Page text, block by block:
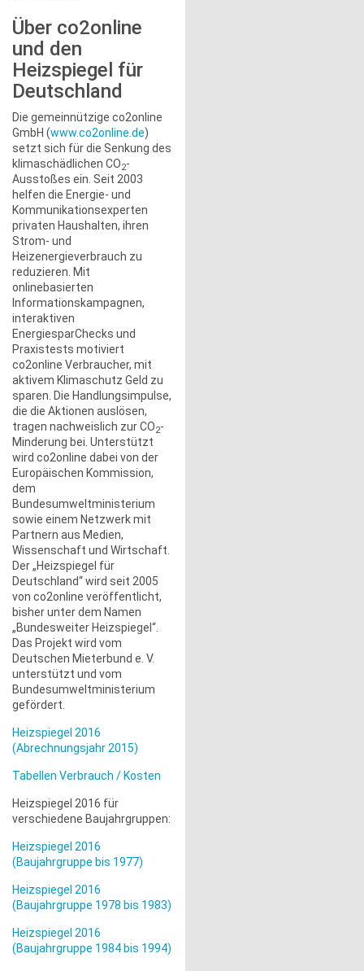
Über co2online
und den
Heizspiegel für
Deutschland
Die gemeinnützige co2online
GmbH (www.co2online.de)
setzt sich für die Senkung des
klimaschädlichen CO2-
Ausstoßes ein. Seit 2003
helfen die Energie- und
Kommunikationsexperten
privaten Haushalten, ihren
Strom- und
Heizenergieverbrauch zu
reduzieren. Mit
onlinebasierten
Informationskampagnen,
interaktiven
EnergiesparChecks und
Praxistests motiviert
co2online Verbraucher, mit
aktivem Klimaschutz Geld zu
sparen. Die Handlungsimpulse,
die die Aktionen auslösen,
tragen nachweislich zur CO2-
Minderung bei. Unterstützt
wird co2online dabei von der
Europäischen Kommission,
dem
Bundesumweltministerium
sowie einem Netzwerk mit
Partnern aus Medien,
Wissenschaft und Wirtschaft.
Der „Heizspiegel für
Deutschland“ wird seit 2005
von co2online veröffentlicht,
bisher unter dem Namen
„Bundesweiter Heizspiegel“.
Das Projekt wird vom
Deutschen Mieterbund e. V.
unterstützt und vom
Bundesumweltministerium
gefördert.
Heizspiegel 2016
(Abrechnungsjahr 2015)
Tabellen Verbrauch / Kosten
Heizspiegel 2016 für
verschiedene Baujahrgruppen:
Heizspiegel 2016
(Baujahrgruppe bis 1977)
Heizspiegel 2016
(Baujahrgruppe 1978 bis 1983)
Heizspiegel 2016
(Baujahrgruppe 1984 bis 1994)